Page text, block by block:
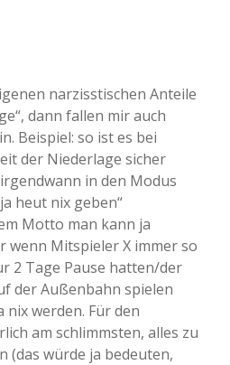
narzisstischen Anteile
dann fallen mir auch
Beispiel: so ist es bei
der Niederlage sicher
in den Modus
heut nix geben“
Motto man kann ja
wenn Mitspieler X immer so
2 Tage Pause hatten/der
der Außenbahn spielen
nix werden. Für den
am schlimmsten, alles zu
(das würde ja bedeuten,